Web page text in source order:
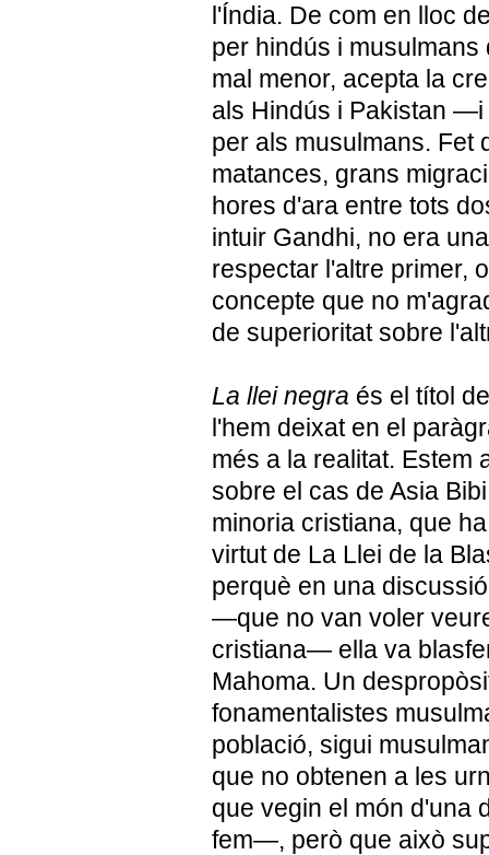
l'Índia. De com en lloc
per hindús i
mal menor, acepta la
als Hindús i Pakistan
per als musulmans. Fet
matances, grans
hores d'ara entre tots
intuir Gandhi, no era
respectar l'altre primer,
concepte que no
de superioritat sobre
La llei negra és el títol
l'hem deixat en el
més a la realitat. Estem
sobre el cas de Asia
minoria cristiana, que
virtut de La Llei de la
perquè en una
—que no van voler
cristiana— ella va
Mahoma. Un
fonamentalistes
població, sigui
que no obtenen a les
que vegin el món d'una
fem—, però que això